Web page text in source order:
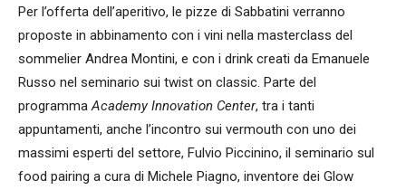
Per l’offerta dell’aperitivo, le pizze di Sabbatini verranno
proposte in abbinamento con i vini nella masterclass del
sommelier Andrea Montini, e con i drink creati da Emanuele
Russo nel seminario sui twist on classic. Parte del
programmaAcademy Innovation Center, tra i tanti
appuntamenti, anche l’incontro sui vermouth con uno dei
massimi esperti del settore, Fulvio Piccinino, il seminario sul
food pairing a cura di Michele Piagno, inventore dei Glow